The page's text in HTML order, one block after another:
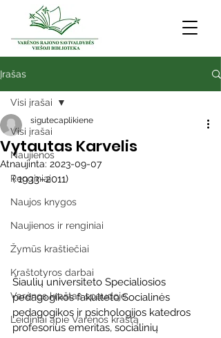
Įrašas
Visi įrašai
Naujienos
Renginiai
Naujos knygos
Naujienos ir renginiai
Žymūs kraštiečiai
Kraštotyros darbai
Varėnos kraštas spaudoje
Leidiniai apie Varėnos kraštą
Visi įrašai
Vytautas Karvelis
sigutecaplikiene
Atnaujinta: 2023-09-07
( 1933–2011)
Šiaulių universiteto Specialiosios
pedagogikos fakulteto Socialinės
pedagogikos ir psichologijos katedros
profesorius emeritas, socialinių